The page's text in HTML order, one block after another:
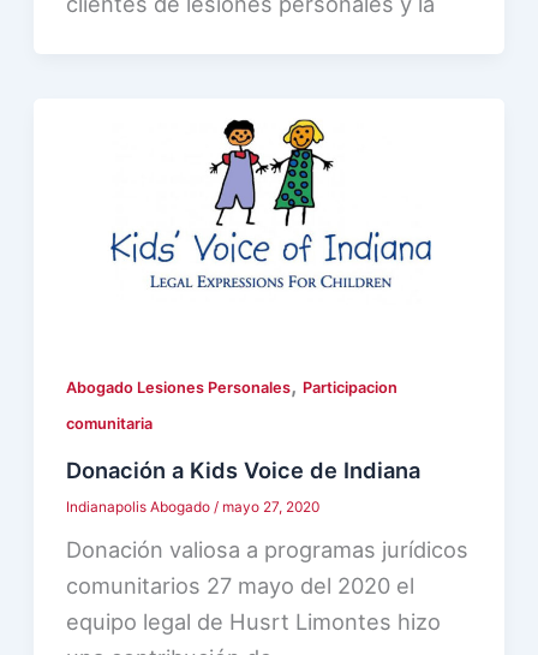
Abogado Lesiones Personales, Participacion
comunitaria
Donación a Kids Voice de Indiana
Indianapolis Abogado / mayo 27, 2020
Donación valiosa a programas jurídicos
comunitarios 27 mayo del 2020 el
equipo legal de Husrt Limontes hizo